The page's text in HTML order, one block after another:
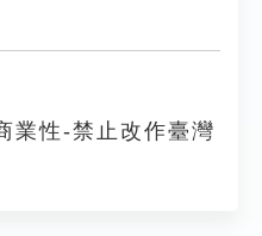
業性-禁止改作臺灣